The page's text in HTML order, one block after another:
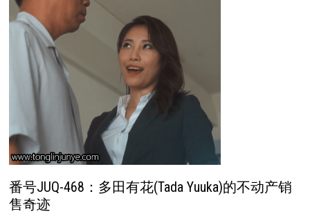
番号JUQ-468：多田有花(Tada Yuuka)的不动产销
售奇迹